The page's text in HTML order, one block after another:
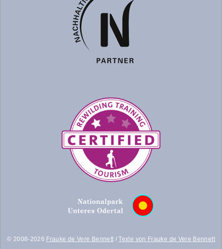
© 2008-2026 Frauke de Vere Bennett /Texte von Frauke de Vere Bennett